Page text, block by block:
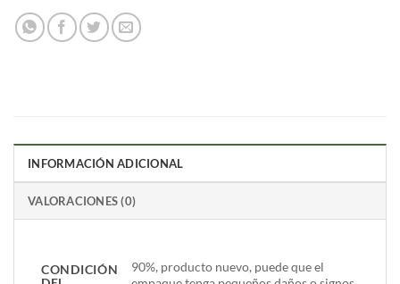
INFORMACIÓN ADICIONAL
VALORACIONES (0)
CONDICIÓN
90%, producto nuevo, puede que el